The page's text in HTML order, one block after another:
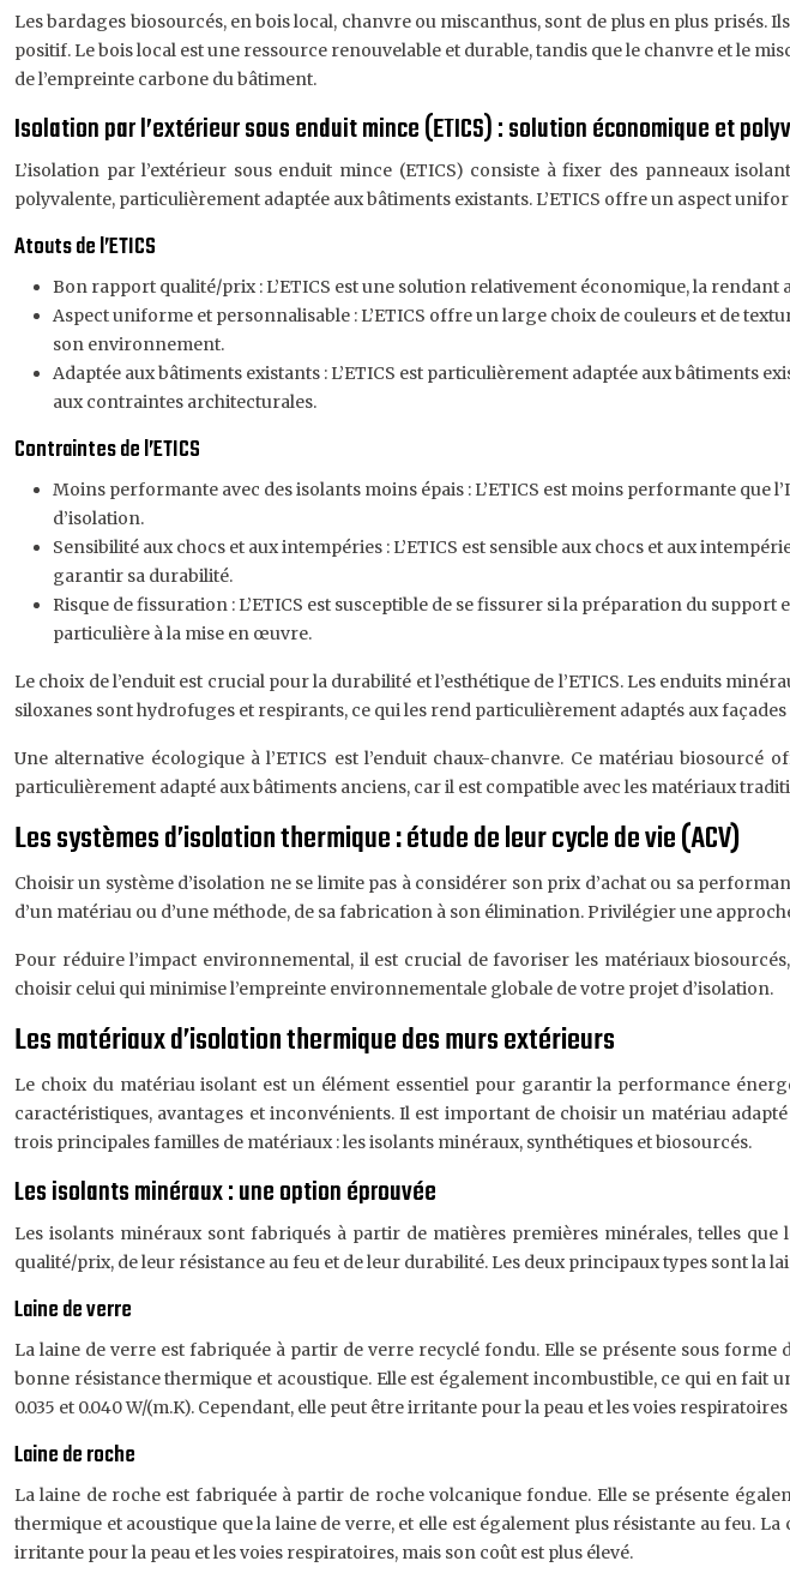
Les bardages biosourcés, en bois local, chanvre ou miscanthus, sont de plus en plus
positif. Le bois local est une ressource renouvelable et durable, tandis que le chanvre et le
de l’empreinte carbone du bâtiment.
Isolation par l’extérieur sous enduit mince (ETICS) : solution économique et
L’isolation par l’extérieur sous enduit mince (ETICS) consiste à fixer des panneaux
polyvalente, particulièrement adaptée aux bâtiments existants. L’ETICS offre un aspect
Atouts de l’ETICS
Bon rapport qualité/prix : L’ETICS est une solution relativement économique, la
Aspect uniforme et personnalisable : L’ETICS offre un large choix de couleurs et de
son environnement.
Adaptée aux bâtiments existants : L’ETICS est particulièrement adaptée aux bâtiments
aux contraintes architecturales.
Contraintes de l’ETICS
Moins performante avec des isolants moins épais : L’ETICS est moins performante que
d’isolation.
Sensibilité aux chocs et aux intempéries : L’ETICS est sensible aux chocs et aux
garantir sa durabilité.
Risque de fissuration : L’ETICS est susceptible de se fissurer si la préparation du
particulière à la mise en œuvre.
Le choix de l’enduit est crucial pour la durabilité et l’esthétique de l’ETICS. Les enduits
siloxanes sont hydrofuges et respirants, ce qui les rend particulièrement adaptés aux façades
Une alternative écologique à l’ETICS est l’enduit chaux-chanvre. Ce matériau
particulièrement adapté aux bâtiments anciens, car il est compatible avec les matériaux
Les systèmes d’isolation thermique : étude de leur cycle de vie (ACV)
Choisir un système d’isolation ne se limite pas à considérer son prix d’achat ou sa
d’un matériau ou d’une méthode, de sa fabrication à son élimination. Privilégier une
Pour réduire l’impact environnemental, il est crucial de favoriser les matériaux
choisir celui qui minimise l’empreinte environnementale globale de votre projet d’isolation.
Les matériaux d’isolation thermique des murs extérieurs
Le choix du matériau isolant est un élément essentiel pour garantir la performance
caractéristiques, avantages et inconvénients. Il est important de choisir un matériau
trois principales familles de matériaux : les isolants minéraux, synthétiques et biosourcés.
Les isolants minéraux : une option éprouvée
Les isolants minéraux sont fabriqués à partir de matières premières minérales, telles
qualité/prix, de leur résistance au feu et de leur durabilité. Les deux principaux types sont la
Laine de verre
La laine de verre est fabriquée à partir de verre recyclé fondu. Elle se présente sous
bonne résistance thermique et acoustique. Elle est également incombustible, ce qui en fait
0.035 et 0.040 W/(m.K). Cependant, elle peut être irritante pour la peau et les voies
Laine de roche
La laine de roche est fabriquée à partir de roche volcanique fondue. Elle se présente
thermique et acoustique que la laine de verre, et elle est également plus résistante au feu.
irritante pour la peau et les voies respiratoires, mais son coût est plus élevé.